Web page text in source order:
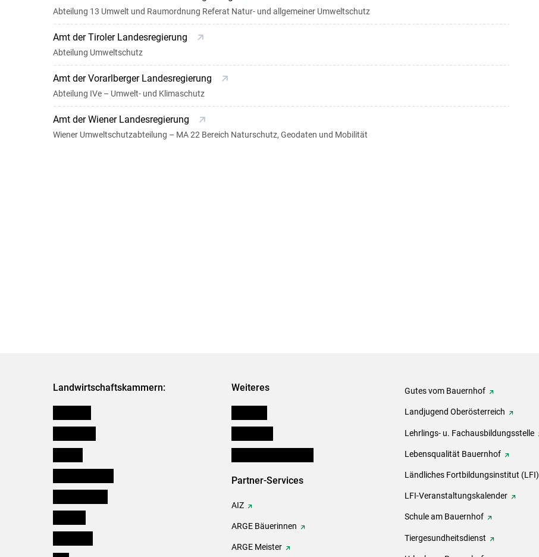
Abteilung 13 Umwelt und Raumordnung Referat Natur- und allgemeiner Umweltschutz
Amt der Tiroler Landesregierung
Abteilung Umweltschutz
Amt der Vorarlberger Landesregierung
Abteilung IVe – Umwelt- und Klimaschutz
Amt der Wiener Landesregierung
Wiener Umweltschutzabteilung – MA 22 Bereich Naturschutz, Geodaten und Mobilität
Landwirtschaftskammern: Weiteres
Partner-Services
AIZ
ARGE Bäuerinnen
ARGE Meister
Gutes vom Bauernhof
Landjugend Oberösterreich
Lehrlings- u. Fachausbildungsstelle
Lebensqualität Bauernhof
Ländliches Fortbildungsinstitut (LFI)
LFI-Veranstaltungskalender
Schule am Bauernhof
Tiergesundheitsdienst